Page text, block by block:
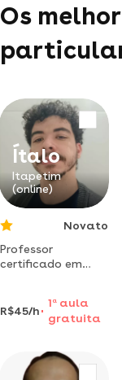
Os
Ítalo
Itapetim
(online)
Novato
Professor
certificado em
comece do zero
com a confiança
R$45/h
1 aaula
gratuita